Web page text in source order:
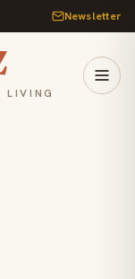
Newsletter
LIVING